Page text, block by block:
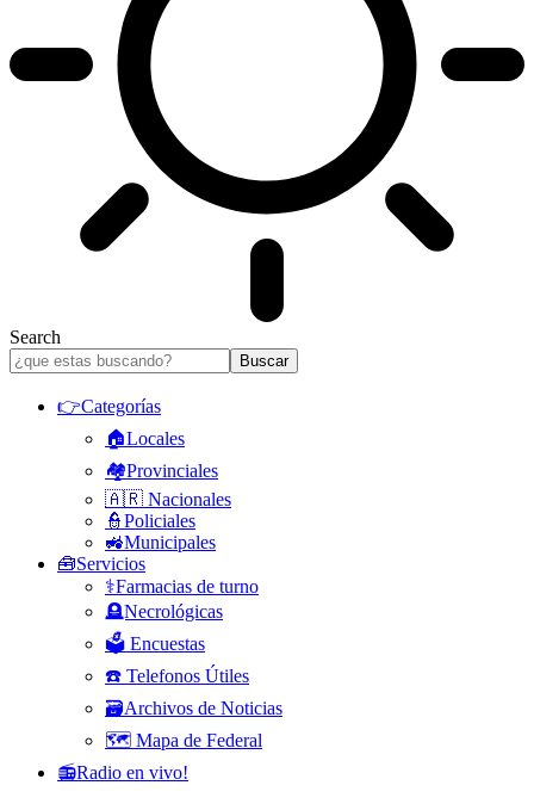
Search
👉Categorías
🏠Locales
🏘️Provinciales
🇦🇷 Nacionales
👮Policiales
🚜Municipales
🧰Servicios
⚕️Farmacias de turno
🪦Necrológicas
🗳️ Encuestas
☎️ Telefonos Útiles
🗃️Archivos de Noticias
🗺️ Mapa de Federal
📻Radio en vivo!